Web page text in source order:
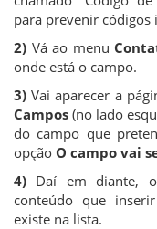
para prevenir códigos
2) Vá ao menu
onde está o campo.
3) Vai aparecer a
Campos (no lado
do campo que
opção O campo vai
4) Daí em diante,
conteúdo que
existe na lista.